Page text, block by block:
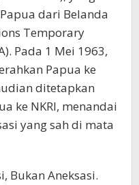
dari Belanda
Temporary
Pada 1 Mei 1963,
Papua ke
ditetapkan
ke NKRI, menandai
yang sah di mata
Bukan Aneksasi.